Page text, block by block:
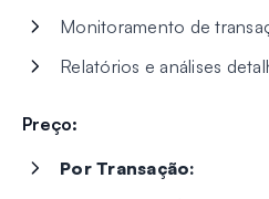
Monitoramento de
Relatórios e análises
Preço:
Por Transação: